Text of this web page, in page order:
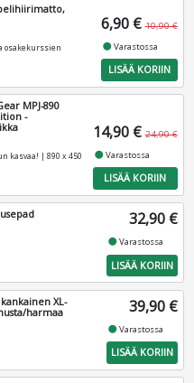
pelihiirimatto,
osakekurssien
6,90 € 10,90 €
fiber_manual_recordVarastossa
LISÄÄ KORIIN
MPJ-890
-
kasvaa! | 890 x 450
14,90 € 24,90 €
fiber_manual_recordVarastossa
LISÄÄ KORIIN
32,90 €
fiber_manual_recordVarastossa
LISÄÄ KORIIN
XL-
harmaa
39,90 €
fiber_manual_recordVarastossa
LISÄÄ KORIIN